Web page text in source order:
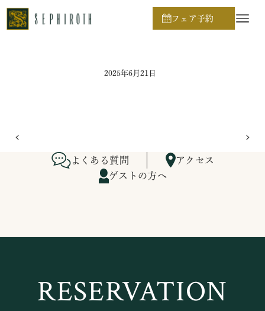
フェア予約
ホーム
2025年6月21日
よくある質問
アクセス
ゲストの方へ
RESERVATION